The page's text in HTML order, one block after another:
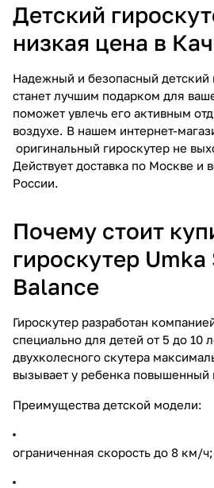
Детский
низкая цена в
Надежный и безопасный детский
станет лучшим подарком для
поможет увлечь его активным
воздухе. В нашем интернет-
оригинальный гироскутер не
Действует доставка по Москве и
России.
Почему стоит
гироскутер
Balance
Гироскутер разработан
специально для детей от 5 до 10
двухколесного скутера
вызывает у ребенка повышенный
Преимущества детской модели:
ограниченная скорость до 8 км/ч;